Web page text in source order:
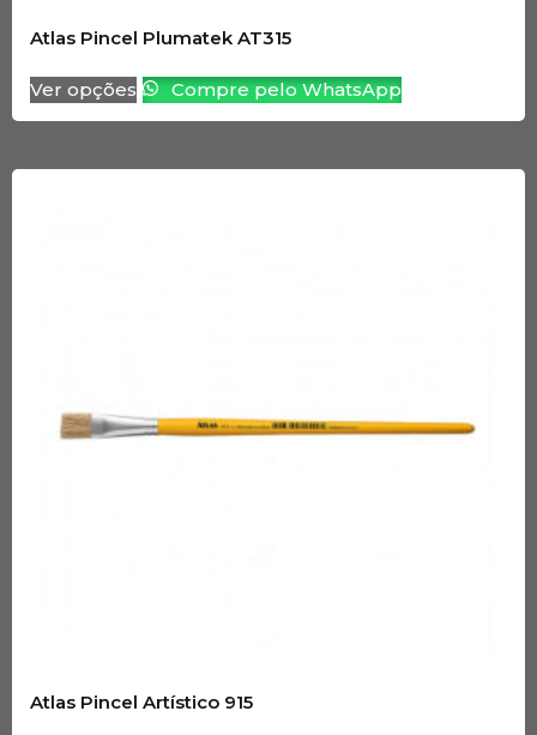
Atlas Pincel Plumatek AT315
Ver opções Compre pelo WhatsApp
Atlas Pincel Artístico 915